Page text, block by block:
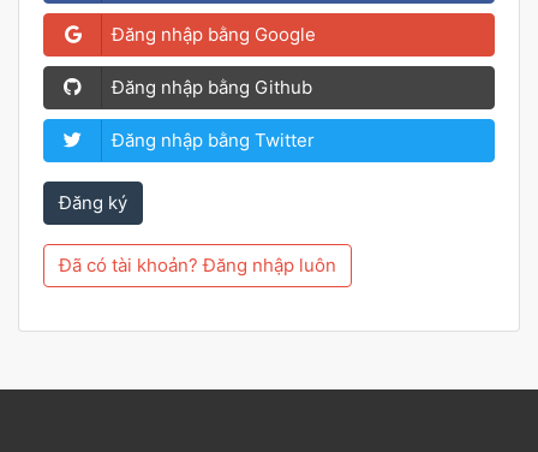
Đăng nhập bằng Google
Đăng nhập bằng Github
Đăng nhập bằng Twitter
Đăng ký
Đã có tài khoản? Đăng nhập luôn